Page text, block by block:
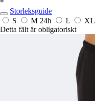
*
Storleksguide
S
M 24h L XL
Detta fält är obligatoriskt